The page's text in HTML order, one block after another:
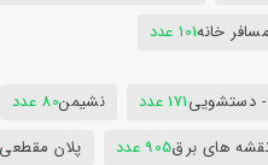
خانه101 عدد
دستشویی171 عدد نشیمن80 عدد
های برق905 عدد پلان مقطعی